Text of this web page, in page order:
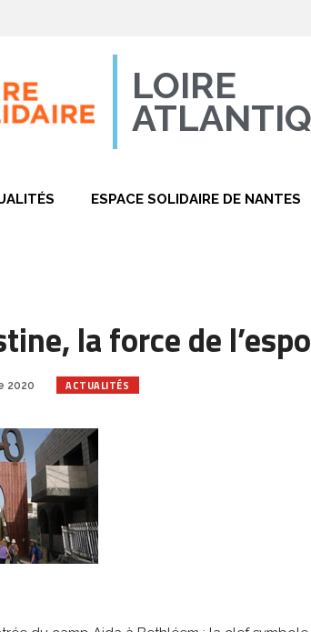
LOIRE
ESPACE SOLIDAIRE DE NANTES
la force de
2020 ACTUALITÉS